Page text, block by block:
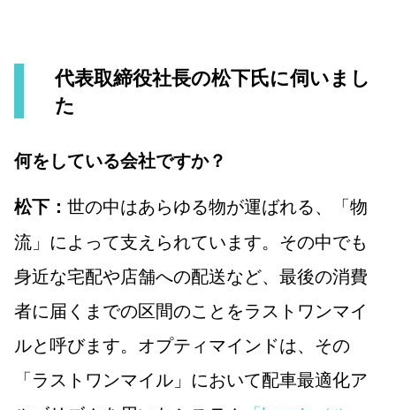
代表取締役社長の松下氏に伺いまし
た
何をしている会社ですか？
松下： 世の中はあらゆる物が運ばれる、「物
流」によって支えられています。その中でも
身近な宅配や店舗への配送など、最後の消費
者に届くまでの区間のことをラストワンマイ
ルと呼びます。オプティマインドは、その
「ラストワンマイル」において配車最適化ア